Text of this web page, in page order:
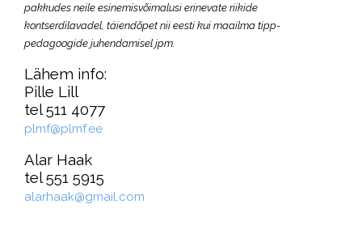
pakkudes neile esinemisvõimalusi erinevate riikide
kontserdilavadel, täiendõpet nii eesti kui maailma tipp-
pedagoogide juhendamisel jpm.
Lähem info:
Pille Lill
tel 511 4077
plmf@plmf.ee
Alar Haak
tel 551 5915
alarhaak@gmail.com